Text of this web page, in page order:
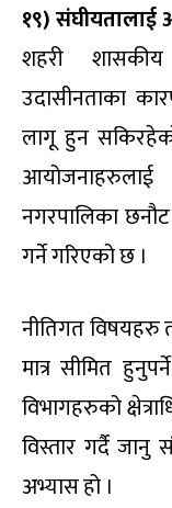
१९) संघीयतालाई
शहरी
उदासीनताका
लागू हुन
नगरपालिका
गर्ने गरिएको छ ।
नीतिगत विषयहरु
मात्र सीमित
विभागहरुको
विस्तार गर्दै जानु
अभ्यास हो ।